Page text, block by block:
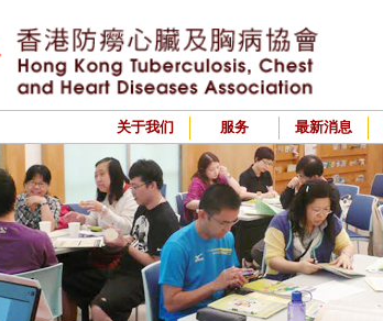
关于我们 服务 最新消息